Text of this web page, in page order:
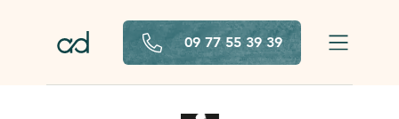
09 77 55 39 39